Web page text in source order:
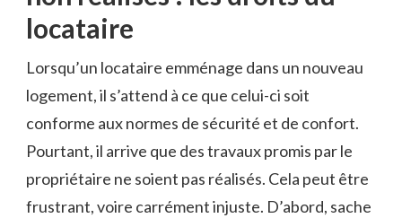
locataire
Lorsqu’un locataire emménage dans un nouveau
logement, il s’attend à ce que celui-ci soit
conforme aux normes de sécurité et de confort.
Pourtant, il arrive que des travaux promis par le
propriétaire ne soient pas réalisés. Cela peut être
frustrant, voire carrément injuste. D’abord, sache